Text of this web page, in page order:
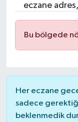
eczane
Bu bölgede
Her eczane
sadece
beklenmedik